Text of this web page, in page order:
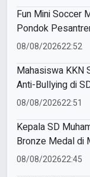
Fun Mini Soccer
Pondok
Sendangagung
08/08/202622:52
Mahasiswa KKN
Anti-Bullying di
Empati Sejak Dini
08/08/202622:51
Kepala SD
Bronze Medal di
08/08/202622:45